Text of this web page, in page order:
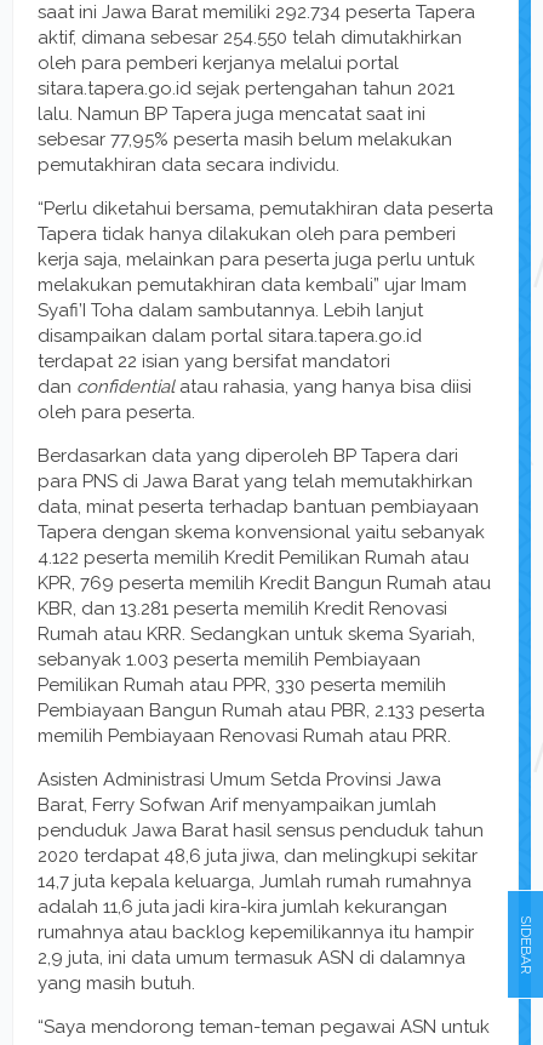
saat ini Jawa Barat memiliki 292.734 peserta Tapera
aktif, dimana sebesar 254.550 telah dimutakhirkan
oleh para pemberi kerjanya melalui portal
sitara.tapera.go.id sejak pertengahan tahun 2021
lalu. Namun BP Tapera juga mencatat saat ini
sebesar 77,95% peserta masih belum melakukan
pemutakhiran data secara individu.
“Perlu diketahui bersama, pemutakhiran data peserta
Tapera tidak hanya dilakukan oleh para pemberi
kerja saja, melainkan para peserta juga perlu untuk
melakukan pemutakhiran data kembali” ujar Imam
Syafi’I Toha dalam sambutannya. Lebih lanjut
disampaikan dalam portal sitara.tapera.go.id
terdapat 22 isian yang bersifat mandatori
dan confidential atau rahasia, yang hanya bisa diisi
oleh para peserta.
Berdasarkan data yang diperoleh BP Tapera dari
para PNS di Jawa Barat yang telah memutakhirkan
data, minat peserta terhadap bantuan pembiayaan
Tapera dengan skema konvensional yaitu sebanyak
4.122 peserta memilih Kredit Pemilikan Rumah atau
KPR, 769 peserta memilih Kredit Bangun Rumah atau
KBR, dan 13.281 peserta memilih Kredit Renovasi
Rumah atau KRR. Sedangkan untuk skema Syariah,
sebanyak 1.003 peserta memilih Pembiayaan
Pemilikan Rumah atau PPR, 330 peserta memilih
Pembiayaan Bangun Rumah atau PBR, 2.133 peserta
memilih Pembiayaan Renovasi Rumah atau PRR.
Asisten Administrasi Umum Setda Provinsi Jawa
Barat, Ferry Sofwan Arif menyampaikan jumlah
penduduk Jawa Barat hasil sensus penduduk tahun
2020 terdapat 48,6 juta jiwa, dan melingkupi sekitar
14,7 juta kepala keluarga, Jumlah rumah rumahnya
adalah 11,6 juta jadi kira-kira jumlah kekurangan
rumahnya atau backlog kepemilikannya itu hampir
2,9 juta, ini data umum termasuk ASN di dalamnya
yang masih butuh.
“Saya mendorong teman-teman pegawai ASN untuk
SIDEBAR